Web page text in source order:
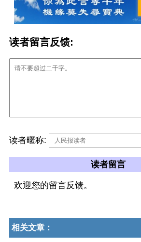
读者留言反馈:
读者暱称:
读者留言
欢迎您的留言反馈。
相关文章：